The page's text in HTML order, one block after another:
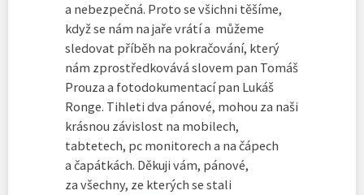
a nebezpečná. Proto se všichni těšíme,
když se nám na jaře vrátí a můžeme
sledovat příběh na pokračování, který
nám zprostředkovává slovem pan Tomáš
Prouza a fotodokumentací pan Lukáš
Ronge. Tihleti dva pánové, mohou za naši
krásnou závislost na mobilech,
tabtetech, pc monitorech a na čápech
a čapátkách. Děkuji vám, pánové,
za všechny, ze kterých se stali